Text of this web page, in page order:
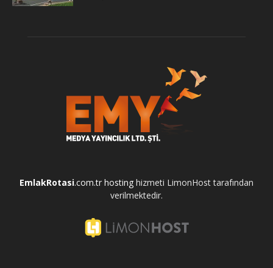
EmlakRotasi.com.tr hosting hizmeti LimonHost tarafından
verilmektedir.